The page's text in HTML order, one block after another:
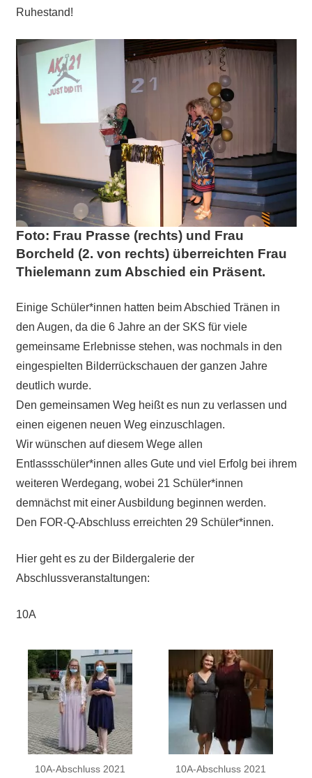
Ruhestand!
Foto: Frau Prasse (rechts) und Frau
Borcheld (2. von rechts) überreichten Frau
Thielemann zum Abschied ein Präsent.
Einige Schüler*innen hatten beim Abschied Tränen in
den Augen, da die 6 Jahre an der SKS für viele
gemeinsame Erlebnisse stehen, was nochmals in den
eingespielten Bilderrückschauen der ganzen Jahre
deutlich wurde.
Den gemeinsamen Weg heißt es nun zu verlassen und
einen eigenen neuen Weg einzuschlagen.
Wir wünschen auf diesem Wege allen
Entlassschüler*innen alles Gute und viel Erfolg bei ihrem
weiteren Werdegang, wobei 21 Schüler*innen
demnächst mit einer Ausbildung beginnen werden.
Den FOR-Q-Abschluss erreichten 29 Schüler*innen.
Hier geht es zu der Bildergalerie der
Abschlussveranstaltungen:
10A
10A-Abschluss 2021 10A-Abschluss 2021